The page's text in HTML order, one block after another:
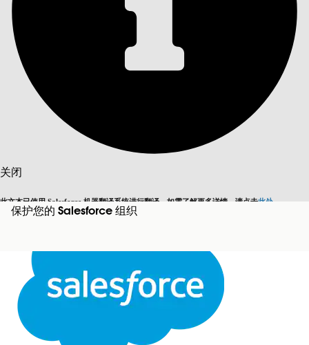
关闭
此文本已使用 Salesforce 机器翻译系统进行翻译。如需了解更多详情，请点击此处
切换为英语 而非现在
关闭关闭
保护您的 Salesforce 组织